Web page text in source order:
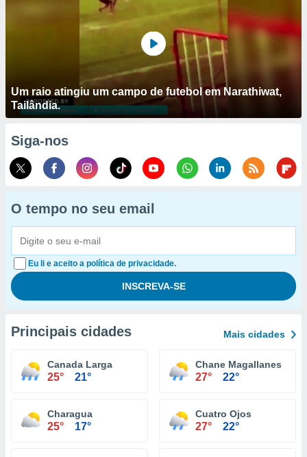
Um raio atingiu um campo de futebol em Narathiwat,
Tailândia.
Siga-nos
O tempo no seu email
Eu li e aceito a política de privacidade.
Principais cidades Mais cidades
Canada Larga
25° 21°
Chane Magallanes
27° 22°
Charagua
25° 17°
Cuatro Ojos
27° 22°